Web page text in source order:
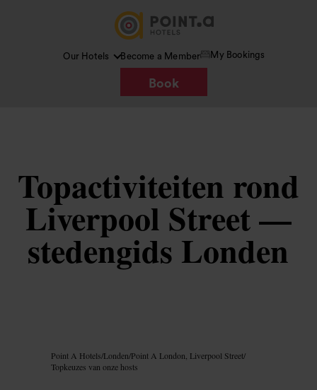
Our Hotels Become a Member My Bookings
Book
Topactiviteiten rond
Liverpool Street —
stedengids Londen
Point A Hotels/Londen/Point A London, Liverpool Street/
Topkeuzes van onze hosts